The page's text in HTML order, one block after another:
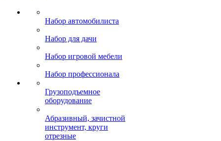
Набор автомобилиста
Набор для дачи
Набор игровой мебели
Набор профессионала
Грузоподъемное
оборудование
Абразивный, зачистной
инструмент, круги
отрезные